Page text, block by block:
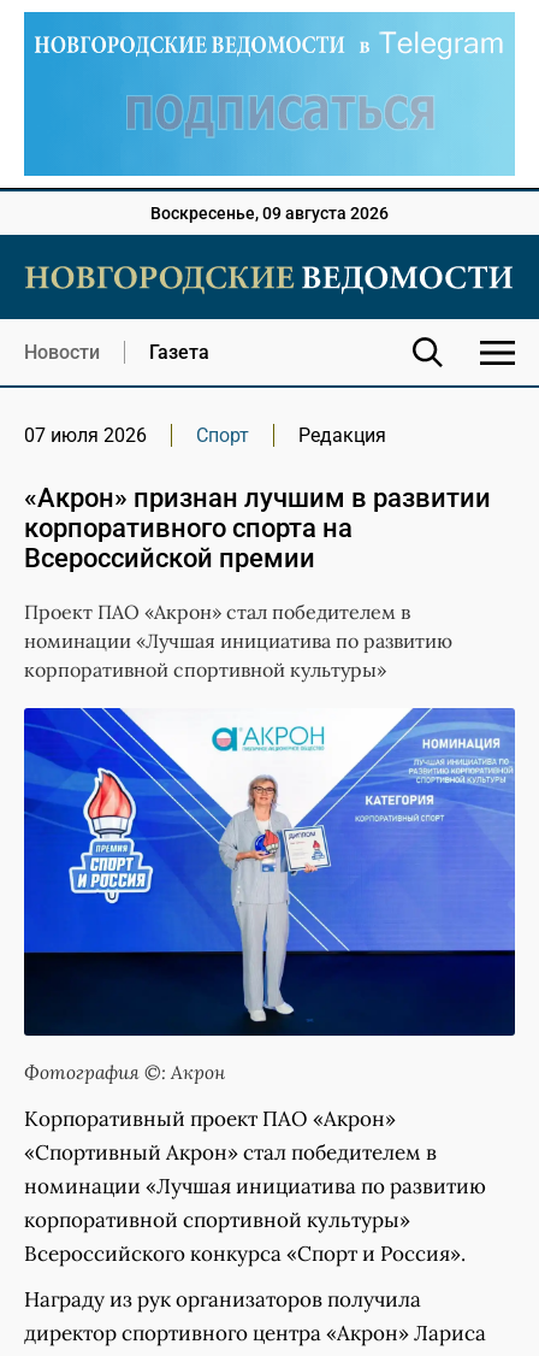
Воскресенье, 09 августа 2026
Новости Газета
07 июля 2026 Спорт Редакция
«Акрон» признан лучшим в развитии
корпоративного спорта на
Всероссийской премии
Проект ПАО «Акрон» стал победителем в
номинации «Лучшая инициатива по развитию
корпоративной спортивной культуры»
Фотография ©: Акрон
Корпоративный проект ПАО «Акрон»
«Спортивный Акрон» стал победителем в
номинации «Лучшая инициатива по развитию
корпоративной спортивной культуры»
Всероссийского конкурса «Спорт и Россия».
Награду из рук организаторов получила
директор спортивного центра «Акрон» Лариса